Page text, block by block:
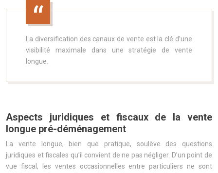
La diversification des canaux de vente est la clé d’une
visibilité maximale dans une stratégie de vente
longue.
Aspects juridiques et fiscaux de la vente
longue pré-déménagement
La vente longue, bien que pratique, soulève des questions
juridiques et fiscales qu’il convient de ne pas négliger. D’un point de
vue fiscal, les ventes occasionnelles entre particuliers ne sont